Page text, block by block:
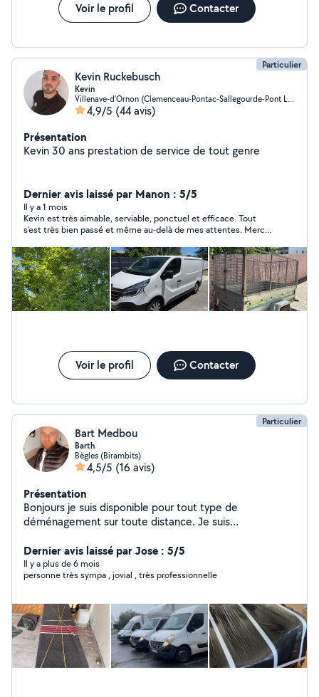
Voir le profil Contacter
Particulier
Kevin Ruckebusch
Kevin
Villenave-d'Ornon (Clemenceau-Pontac-Sallegourde-Pont Langon)
4,9/5 (44 avis)
Présentation
Kevin 30 ans prestation de service de tout genre
Dernier avis laissé par Manon : 5/5
Il y a 1 mois
Kevin est très aimable, serviable, ponctuel et efficace. Tout
s’est très bien passé et même au-delà de mes attentes. Merci
Voir le profil Contacter
Particulier
Bart Medbou
Barth
Bègles (Birambits)
4,5/5 (16 avis)
Présentation
Bonjours je suis disponible pour tout type de
déménagement sur toute distance. Je suis
prestations de qualité pour n'importe qu'elle quantité
Dernier avis laissé par Jose : 5/5
Il y a plus de 6 mois
personne très sympa , jovial , très professionnelle